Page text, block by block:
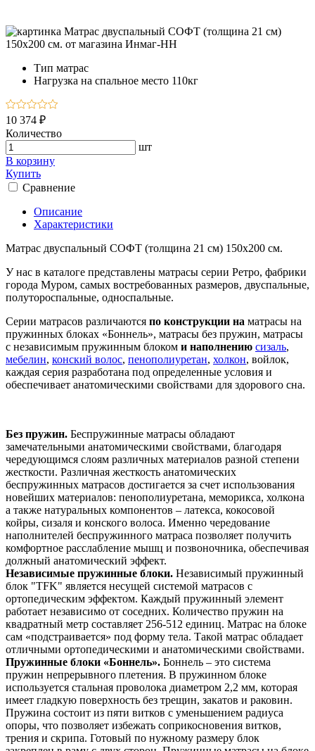
Тип матрас
Нагрузка на спальное место 110кг
10 374 ₽
Количество
шт
В корзину
Купить
Сравнение
Описание
Характеристики
Матрас двуспальный СОФТ (толщина 21 см) 150х200 см.
У нас в каталоге представлены матрасы серии Ретро, фабрики
города Муром, самых востребованных размеров, двуспальные,
полутороспальные, односпальные.
Серии матрасов различаются по конструкции на матрасы на
пружинных блоках «Боннель», матрасы без пружин, матрасы
с независимым пружинным блоком и наполнению сизаль,
мебелин, конский волос, пенополиуретан, холкон, войлок,
каждая серия разработана под определенные условия и
обеспечивает анатомическими свойствами для здорового сна.
Без пружин. Беспружинные матрасы обладают
замечательными анатомическими свойствами, благодаря
чередующимся слоям различных материалов разной степени
жесткости. Различная жесткость анатомических
беспружинных матрасов достигается за счет использования
новейших материалов: пенополиуретана, меморикса, холкона
а также натуральных компонентов – латекса, кокосовой
койры, сизаля и конского волоса. Именно чередование
наполнителей беспружинного матраса позволяет получить
комфортное расслабление мышц и позвоночника, обеспечивая
должный анатомический эффект.
Независимые пружинные блоки. Независимый пружинный
блок "TFK" является несущей системой матрасов с
ортопедическим эффектом. Каждый пружинный элемент
работает независимо от соседних. Количество пружин на
квадратный метр составляет 256-512 единиц. Матрас на блоке
сам «подстраивается» под форму тела. Такой матрас обладает
отличными ортопедическими и анатомическими свойствами.
Пружинные блоки «Боннель». Боннель – это система
пружин непрерывного плетения. В пружинном блоке
используется стальная проволока диаметром 2,2 мм, которая
имеет гладкую поверхность без трещин, закатов и раковин.
Пружина состоит из пяти витков с уменьшением радиуса
опоры, что позволяет избежать соприкосновения витков,
трения и скрипа. Готовый по нужному размеру блок